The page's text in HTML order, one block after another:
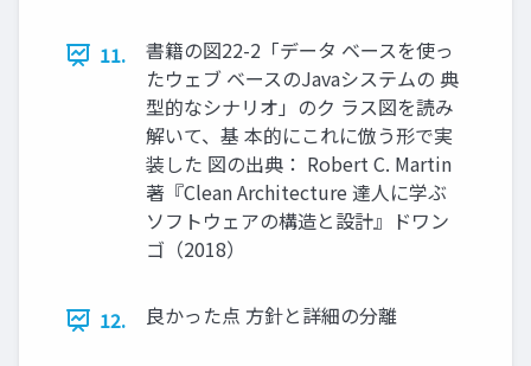
11.
書籍の図22-2「データ ベースを使っ
たウェブ ベースのJavaシステムの 典
型的なシナリオ」のク ラス図を読み
解いて、基 本的にこれに倣う形で実
装した 図の出典： Robert C. Martin
著『Clean Architecture 達人に学ぶ
ソフトウェアの構造と設計』ドワン
ゴ（2018）
12. 良かった点 方針と詳細の分離